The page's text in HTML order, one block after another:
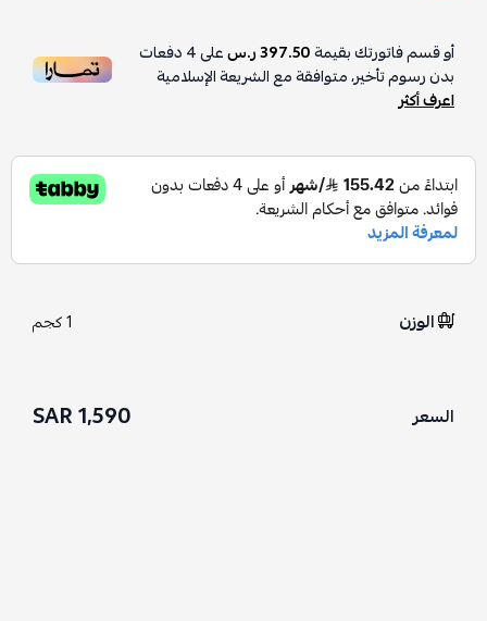
أو قسم فاتورتك بقيمة397.50 ر.س على4دفعات
بدون رسوم تأخير، متوافقة مع الشريعة الإسلامية
اعرف أكثر
الوزن 1 كجم
السعر 1,590 SAR